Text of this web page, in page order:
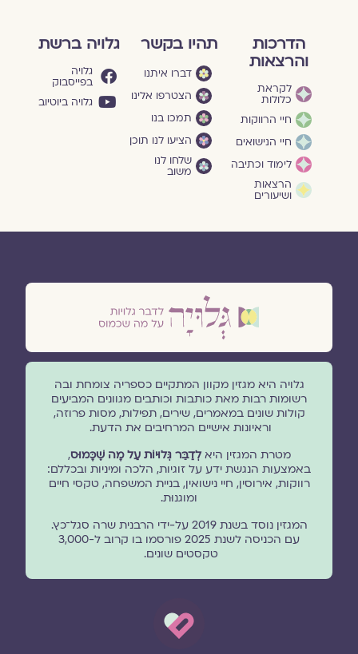
הדרכות
והרצאות
לקראת
כלולות
חיי הרווקות
חיי הנישואים
לימוד וכתיבה
הרצאות
ושיעורים
תהיו בקשר
דברו איתנו
הצטרפו אלינו
תמכו בנו
הציעו לנו תוכן
שלחו לנו
משוב
גלויה ברשת
גלויה
בפייסבוק
גלויה ביוטיוב
גלויה היא מגזין מקוון המתקיים כספריה צומחת ובה
רשומות רבות מאת כותבות וכותבים מגוונים המביעים
קולות שונים במאמרים, שירים, תפילות, מסות פרוזה,
וראיונות אישיים המרחיבים את הדעת.
מטרת המגזין היאלְדַבֵּר גְּלוּיוֹת עַל מָה שֶׁכָּמוּס,
באמצעות הנגשת ידע על זוגיות, הלכה ומיניות ובכללם:
רווקות, אירוסין, חיי נישואין, בניית המשפחה, טקסי חיים
ומוגנוּת.
המגזין נוסד בשנת 2019 על-ידי הרבנית שרה סגל־כץ.
עם הכניסה לשנת 2025 פורסמו בו קרוב ל-3,000
טקסטים שונים.